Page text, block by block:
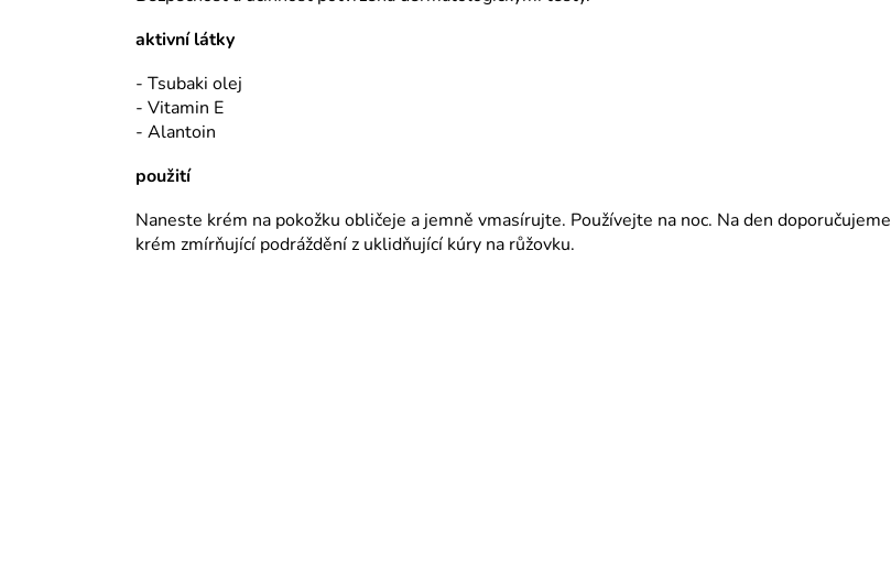
aktivní látky
- Tsubaki olej
- Vitamin E
- Alantoin
použití
Naneste krém na pokožku obličeje a jemně vmasírujte. Používejte na noc. Na den doporučujeme
krém zmírňující podráždění z uklidňující kúry na růžovku.